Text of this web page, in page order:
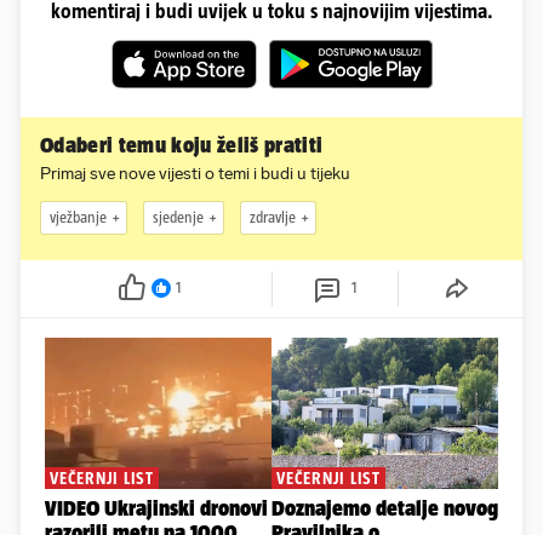
komentiraj i budi uvijek u toku s najnovijim vijestima.
Odaberi temu koju želiš pratiti
Primaj sve nove vijesti o temi i budi u tijeku
vježbanje sjedenje zdravlje
1 1